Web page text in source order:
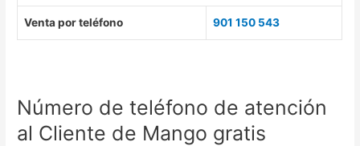
Venta por teléfono 901 150 543
Número de teléfono de atención
al Cliente de Mango gratis